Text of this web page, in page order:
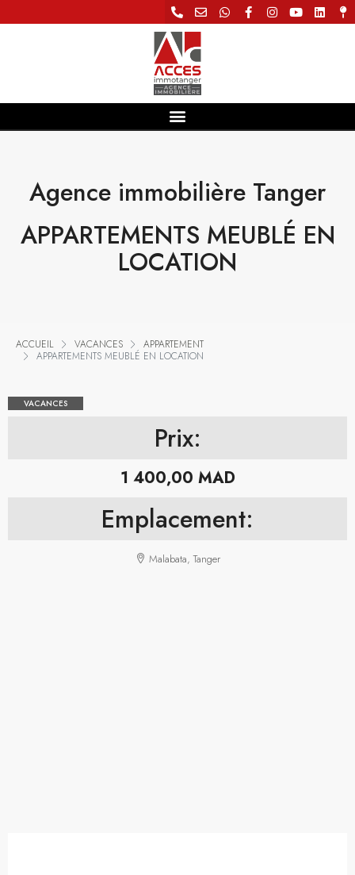
Agence immobilière Tanger
APPARTEMENTS MEUBLÉ EN
LOCATION
ACCUEIL VACANCES
APPARTEMENT
APPARTEMENTS MEUBLÉ EN LOCATION
VACANCES
Prix:
1 400,00 MAD
Emplacement:
Malabata, Tanger